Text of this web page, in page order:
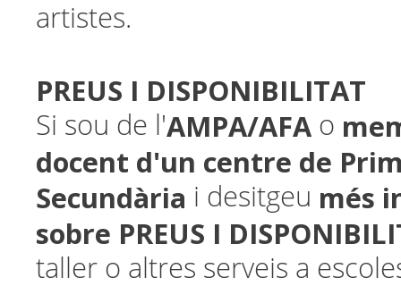
artistes.
PREUS I DISPONIBILITAT
Si sou de l'AMPA/AFA o
docent d'un centre de
Secundària i desitgeu més
sobre PREUS I
taller o altres serveis a